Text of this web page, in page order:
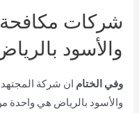
شركات مكافحة
والأسود
وفي الختام ان شركة
والأسود بالرياض هي واحدة